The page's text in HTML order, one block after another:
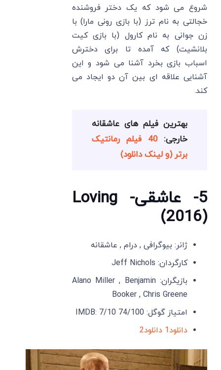
شروع می شود که یک دختر فروشنده
خجالتی به نام ترز (با بازی رونی مارا) با
زن جوانی به نام کارول (با بازی کیت
بلانشیت) که آمده تا برای دخترش
اسباب بازی بخرد آشنا می شود و این
آشنایی علاقه ای بین آن دو ایجاد می
کند.
بهترین فیلم های عاشقانه
خارجی:
40 فیلم رمانتیک
برتر (و لینک دانلود)
5- عاشقی- Loving
(2016)
ژانر: بیوگرافی , درام , عاشقانه
کارگردان: Jeff Nichols
بازیگران: Alano Miller , Benjamin
Booker , Chris Greene
امتیاز گوگل: 74/100 IMDB: 7/10
دانلود1
دانلود2